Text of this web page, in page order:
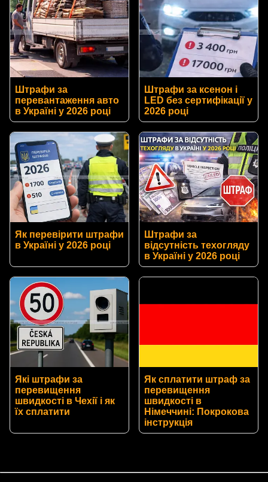
Штрафи за
перевантаження авто
в Україні у 2026 році
Штрафи за ксенон і
LED без сертифікації у
2026 році
Як перевірити штрафи
в Україні у 2026 році
Штрафи за
відсутність техогляду
в Україні у 2026 році
Які штрафи за
перевищення
швидкості в Чехії і як
їх сплатити
Як сплатити штраф за
перевищення
швидкості в
Німеччині: Покрокова
інструкція